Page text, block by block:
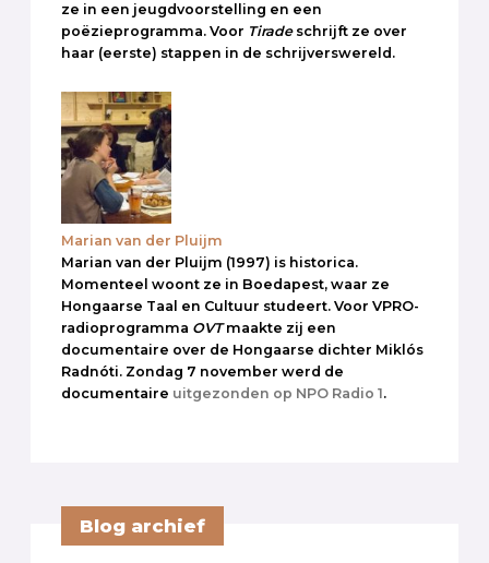
ze in een jeugdvoorstelling en een
poëzieprogramma. Voor Tiradeschrijft ze over
haar (eerste) stappen in de schrijverswereld.
Marian van der Pluijm
Marian van der Pluijm (1997) is historica.
Momenteel woont ze in Boedapest, waar ze
Hongaarse Taal en Cultuur studeert. Voor VPRO-
radioprogramma OVTmaakte zij een
documentaire over de Hongaarse dichter Miklós
Radnóti. Zondag 7 november werd de
documentaire uitgezonden op NPO Radio 1.
Blog archief